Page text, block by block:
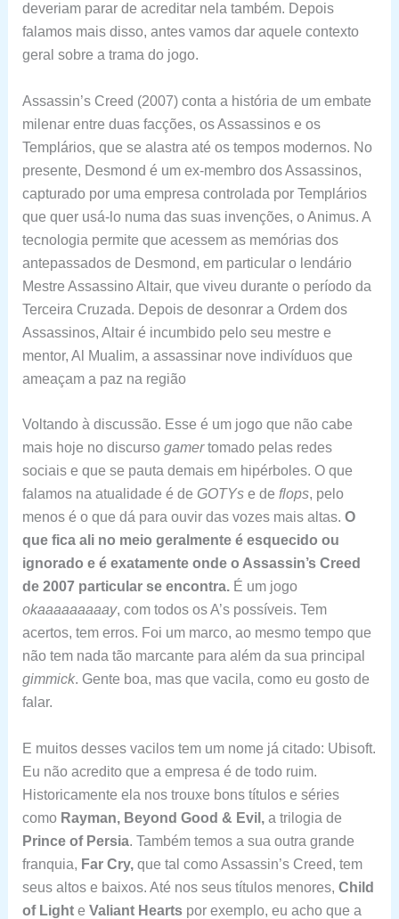
deveriam parar de acreditar nela também. Depois
falamos mais disso, antes vamos dar aquele contexto
geral sobre a trama do jogo.
Assassin’s Creed (2007) conta a história de um embate
milenar entre duas facções, os Assassinos e os
Templários, que se alastra até os tempos modernos. No
presente, Desmond é um ex-membro dos Assassinos,
capturado por uma empresa controlada por Templários
que quer usá-lo numa das suas invenções, o Animus. A
tecnologia permite que acessem as memórias dos
antepassados de Desmond, em particular o lendário
Mestre Assassino Altair, que viveu durante o período da
Terceira Cruzada. Depois de desonrar a Ordem dos
Assassinos, Altair é incumbido pelo seu mestre e
mentor, Al Mualim, a assassinar nove indivíduos que
ameaçam a paz na região
Voltando à discussão. Esse é um jogo que não cabe
mais hoje no discurso gamertomado pelas redes
sociais e que se pauta demais em hipérboles. O que
falamos na atualidade é de GOTYse de flops, pelo
menos é o que dá para ouvir das vozes mais altas. O
que fica ali no meio geralmente é esquecido ou
ignorado e é exatamente onde o Assassin’s Creed
de 2007 particular se encontra. É um jogo
okaaaaaaaaay, com todos os A’s possíveis. Tem
acertos, tem erros. Foi um marco, ao mesmo tempo que
não tem nada tão marcante para além da sua principal
gimmick. Gente boa, mas que vacila, como eu gosto de
falar.
E muitos desses vacilos tem um nome já citado: Ubisoft.
Eu não acredito que a empresa é de todo ruim.
Historicamente ela nos trouxe bons títulos e séries
como Rayman, Beyond Good & Evil, a trilogia de
Prince of Persia. Também temos a sua outra grande
franquia, Far Cry,que tal como Assassin’s Creed, tem
seus altos e baixos. Até nos seus títulos menores, Child
of Lighte Valiant Heartspor exemplo, eu acho que a